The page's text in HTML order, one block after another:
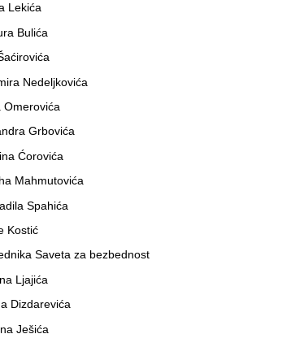
Lekića
Bulića
Nedeljkovića
Omerovića
Grbovića
Ćorovića
Mahmutovića
Spahića
Kostić
Saveta za bezbednost
Ljajića
Dizdarevića
Ješića